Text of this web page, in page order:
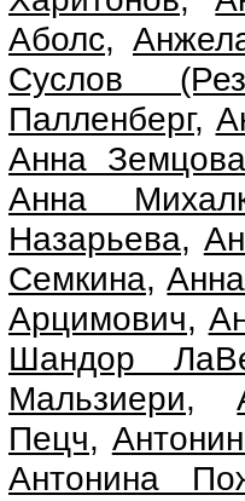
Аболс,
Суслов
Палленберг,
Анна
Анна
Назарьева,
Семкина,
Арцимович,
Шандор
Мальзиери,
Пецч,
Антонина